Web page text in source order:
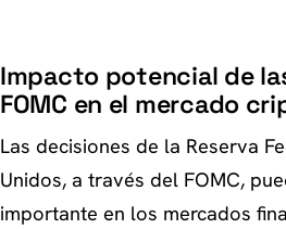
Impacto potencial de
FOMC en el mercado
Las decisiones de la Reserva
Unidos, a través del FOMC,
importante en los mercados